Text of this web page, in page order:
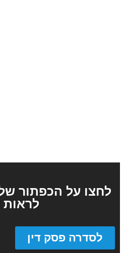
לחצו על הכפתור
לראות
לסדרה פסק דין